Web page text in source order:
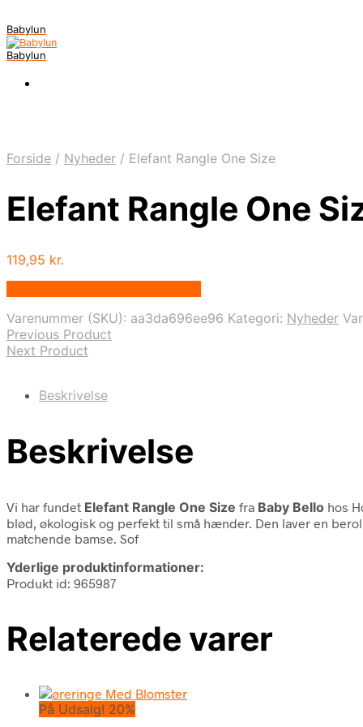
Babylun
Babylun
Forside / Nyheder / Elefant Rangle One Size
Elefant Rangle One
119,95 kr.
Varenummer (SKU): aa3da696ee96 Kategori: Nyheder
Previous Product
Next Product
Beskrivelse
Beskrivelse
Vi har fundet Elefant Rangle One Size fra Baby Bello hos
blød, økologisk og perfekt til små hænder. Den laver en
matchende bamse. Sof
Yderlige produktinformationer:
Produkt id: 965987
Relaterede varer
På Udsalg! 20%